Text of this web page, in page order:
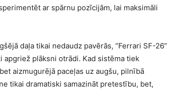
ar spārnu pozīcijām, lai maksimāli
daļa tikai nedaudz pavērās, “Ferrari SF-26”
plāksni otrādi. Kad sistēma tiek
aizmugurējā paceļas uz augšu, pilnībā
tikai dramatiski samazināt pretestību, bet,